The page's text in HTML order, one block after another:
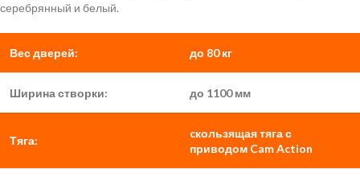
серебрянный и белый.
Вес дверей: до 80 кг
Ширина створки: до 1100 мм
Тяга:
cкользящая тяга с
приводом Cam Action